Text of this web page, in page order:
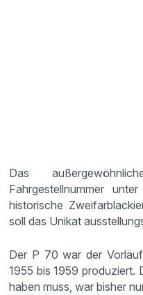
Das
Fahrgestellnummer
historische
soll das Unikat
Der P 70 war der
1955 bis 1959 produziert.
haben muss, war bisher